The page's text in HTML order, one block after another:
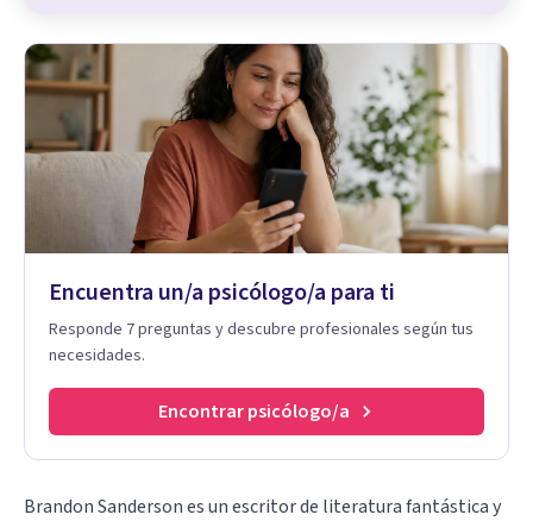
Encuentra un/a psicólogo/a para ti
Responde 7 preguntas y descubre profesionales según tus
necesidades.
Encontrar psicólogo/a
Brandon Sanderson es un escritor de literatura fantástica y